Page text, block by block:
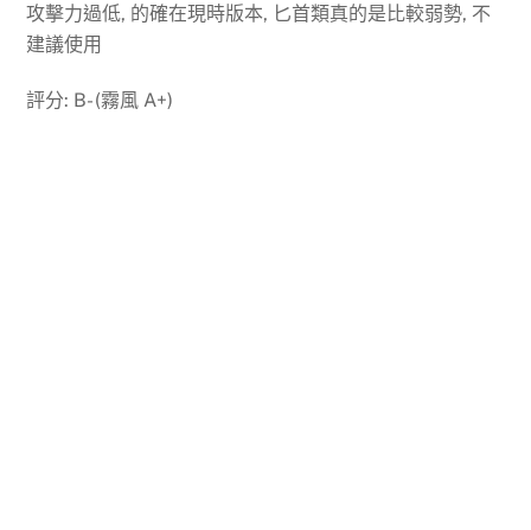
攻擊力過低, 的確在現時版本, 匕首類真的是比較弱勢, 不
建議使用
評分: B- (霧風 A+)